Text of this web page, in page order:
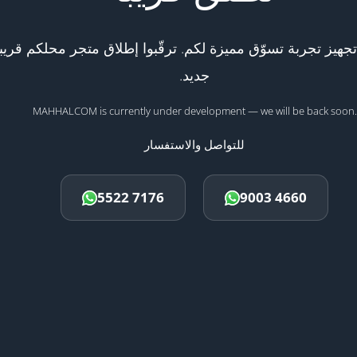
تجربة تسوّق مميزة لكم. ترقّبوا إطلاق متجر محلكم
جديد.
MAHHALCOM is currently under development — we will be back soon.
للتواصل والاستفسار
5522 7176 9003 4660